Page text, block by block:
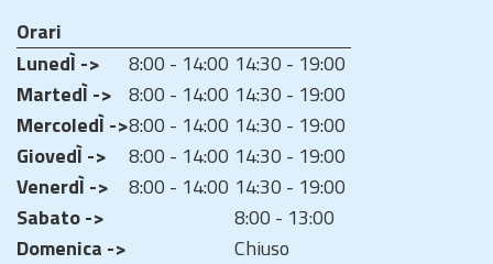
Orari
LunedÌ ->
8:00 - 14:00 14:30 - 19:00
MartedÌ -> 8:00 - 14:00 14:30 - 19:00
MercoledÌ ->8:00 - 14:00 14:30 - 19:00
GiovedÌ ->
8:00 - 14:00 14:30 - 19:00
VenerdÌ ->
8:00 - 14:00 14:30 - 19:00
Sabato ->
8:00 - 13:00
Domenica ->
Chiuso